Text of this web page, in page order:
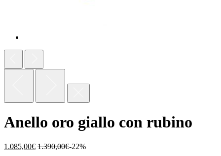
Anello oro giallo con rubino
1.085,00€ 1.390,00€-22%